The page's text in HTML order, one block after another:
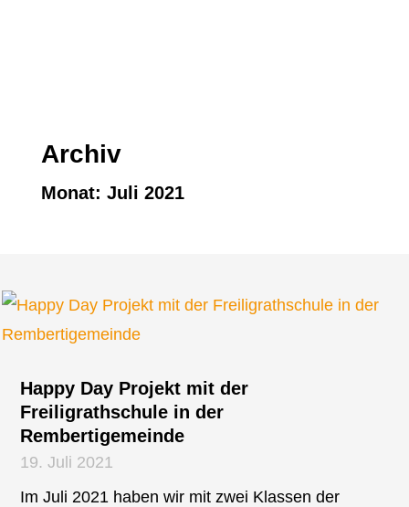
Archiv
Monat: Juli 2021
Happy Day Projekt mit der
Freiligrathschule in der
Rembertigemeinde
19. Juli 2021
Im Juli 2021 haben wir mit zwei Klassen der